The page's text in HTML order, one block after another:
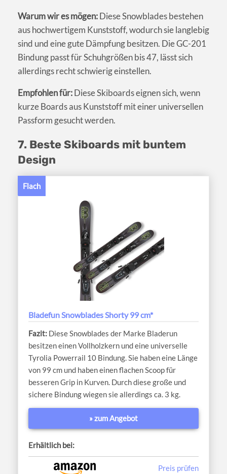
Warum wir es mögen:Diese Snowblades bestehen
aus hochwertigem Kunststoff, wodurch sie langlebig
sind und eine gute Dämpfung besitzen. Die GC-201
Bindung passt für Schuhgrößen bis 47, lässt sich
allerdings recht schwierig einstellen.
Empfohlen für:Diese Skiboards eignen sich, wenn
kurze Boards aus Kunststoff mit einer universellen
Passform gesucht werden.
7. Beste Skiboards mit buntem
Design
Flach
Bladefun Snowblades Shorty 99 cm*
Diese Snowblades der Marke Bladerun
besitzen einen Vollholzkern und eine universelle
Tyrolia Powerrail 10 Bindung. Sie haben eine Länge
von 99 cm und haben einen flachen Scoop für
besseren Grip in Kurven. Durch diese große und
sichere Bindung wiegen sie allerdings ca. 3 kg.
» zum Angebot
Erhältlich bei:
Preis prüfen